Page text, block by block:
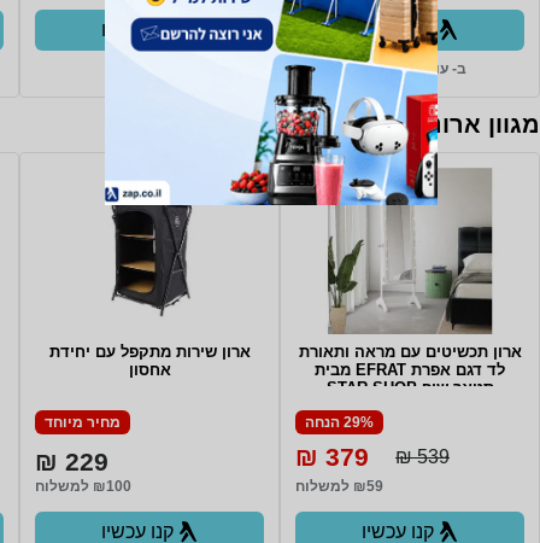
קנו עכשיו
ב- עולם החשמל+
קנו עכשיו
מגוון ארונות, שידות וכונניות
ארון תכשיטים עם מראה ותאורת
לד דגם אפרת EFRAT מבית
סטאר שופ STAR SHOP
29% הנחה
539 ₪
379 ₪
₪59 למשלוח
קנו עכשיו
ארון שירות מתקפל עם יחידת
אחסון
מחיר מיוחד
229 ₪
₪100 למשלוח
קנו עכשיו